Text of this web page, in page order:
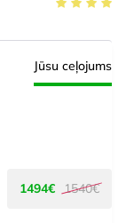
Jūsu ceļojums
1494€ 1540€